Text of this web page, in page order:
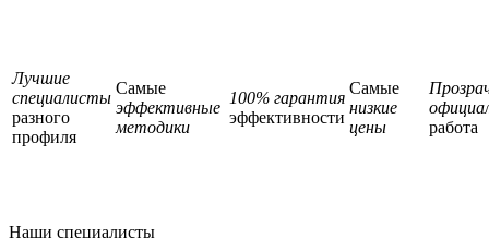
Лучшие
специалисты
разного
профиля
Самые
эффективные
методики
100% гарантия
эффективности
Самые
низкие
цены
работа
Наши специалисты